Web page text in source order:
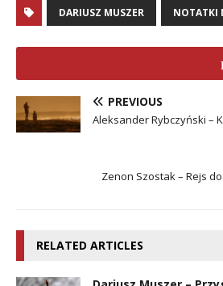
DARIUSZ MUSZER NOTATKI
PREVIOUS
Aleksander Rybczyński –
Zenon Szostak – Rejs
RELATED ARTICLES